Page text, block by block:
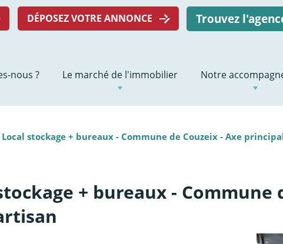
DÉPOSEZ VOTRE ANNONCE Trouvez
nous ? Le marché de l'immobilier Notre
Local stockage + bureaux - Commune de Couzeix - Axe
+ bureaux - Commune